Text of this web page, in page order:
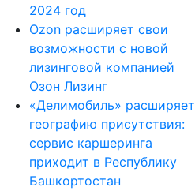
2024 год
Ozon расширяет свои
возможности с новой
лизинговой компанией
Озон Лизинг
«Делимобиль» расширяет
географию присутствия:
сервис каршеринга
приходит в Республику
Башкортостан